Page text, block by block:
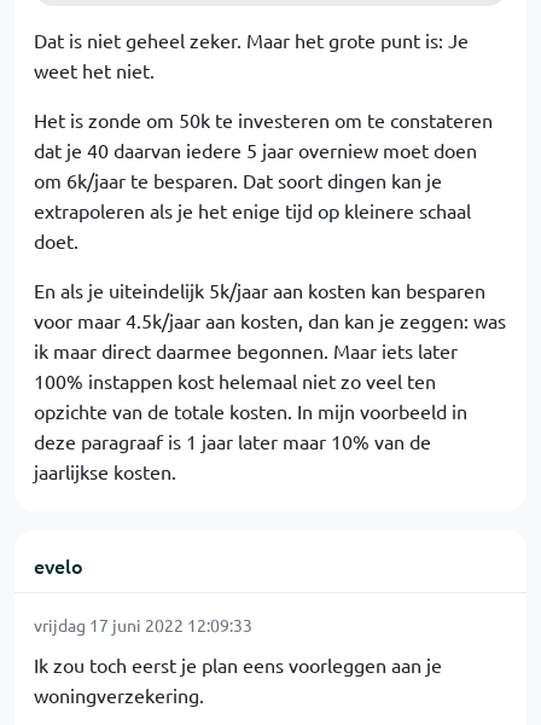
Dat is niet geheel zeker. Maar het grote punt is: Je
weet het niet.
Het is zonde om 50k te investeren om te constateren
dat je 40 daarvan iedere 5 jaar overniew moet doen
om 6k/jaar te besparen. Dat soort dingen kan je
extrapoleren als je het enige tijd op kleinere schaal
doet.
En als je uiteindelijk 5k/jaar aan kosten kan besparen
voor maar 4.5k/jaar aan kosten, dan kan je zeggen: was
ik maar direct daarmee begonnen. Maar iets later
100% instappen kost helemaal niet zo veel ten
opzichte van de totale kosten. In mijn voorbeeld in
deze paragraaf is 1 jaar later maar 10% van de
jaarlijkse kosten.
evelo
vrijdag 17 juni 2022 12:09:33
Ik zou toch eerst je plan eens voorleggen aan je
woningverzekering.